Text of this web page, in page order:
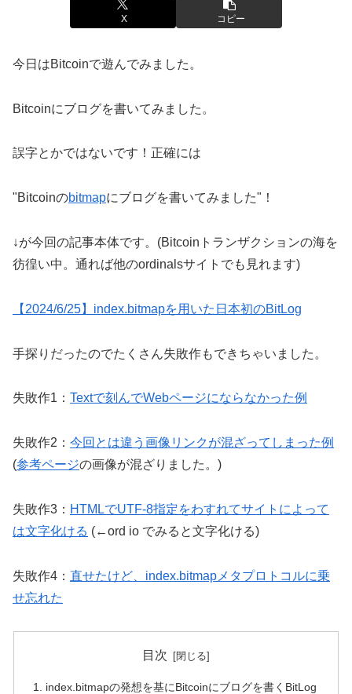
X コピー
今日はBitcoinで遊んでみました。
Bitcoinにブログを書いてみました。
誤字とかではないです！正確には
"Bitcoinのbitmapにブログを書いてみました"！
↓が今回の記事本体です。(Bitcoinトランザクションの海を
彷徨い中。通れば他のordinalsサイトでも見れます)
【2024/6/25】index.bitmapを用いた日本初のBitLog
手探りだったのでたくさん失敗作もできちゃいました。
失敗作1： Textで刻んでWebページにならなかった例
失敗作2： 今回とは違う画像リンクが混ざってしまった例
(参考ページの画像が混ざりました。)
失敗作3： HTMLでUTF-8指定をわすれてサイトによって
は文字化ける (←ord io でみると文字化ける)
失敗作4： 直せたけど、index.bitmapメタプロトコルに乗
せ忘れた
目次
index.bitmapの発想を基にBitcoinにブログを書くBitLog